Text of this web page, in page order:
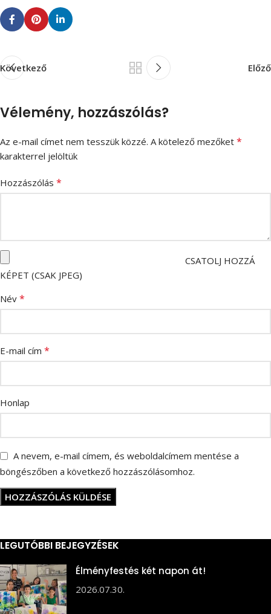
Következő Előző
Vélemény, hozzászólás?
Az e-mail címet nem tesszük közzé. A kötelező mezőket *
karakterrel jelöltük
Hozzászólás *
CSATOLJ HOZZÁ
KÉPET (CSAK JPEG)
Név *
E-mail cím *
Honlap
A nevem, e-mail címem, és weboldalcímem mentése a
böngészőben a következő hozzászólásomhoz.
LEGUTÓBBI BEJEGYZÉSEK
Élményfestés két napon át!
2026.07.30.